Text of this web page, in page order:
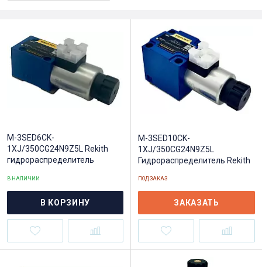
M-3SED6CK-
1XJ/350CG24N9Z5L Rekith
гидрораспределитель
В НАЛИЧИИ
В КОРЗИНУ
M-3SED10CK-
1XJ/350CG24N9Z5L
Гидрораспределитель Rekith
ПОД ЗАКАЗ
ЗАКАЗАТЬ